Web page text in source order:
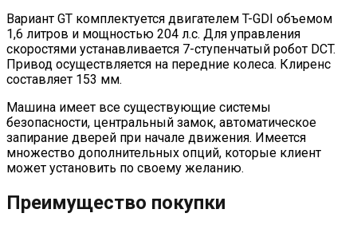
Вариант GT комплектуется двигателем T-GDI объемом
1,6 литров и мощностью 204 л.с. Для управления
скоростями устанавливается 7-ступенчатый робот DCT.
Привод осуществляется на передние колеса. Клиренс
составляет 153 мм.
Машина имеет все существующие системы
безопасности, центральный замок, автоматическое
запирание дверей при начале движения. Имеется
множество дополнительных опций, которые клиент
может установить по своему желанию.
Преимущество покупки